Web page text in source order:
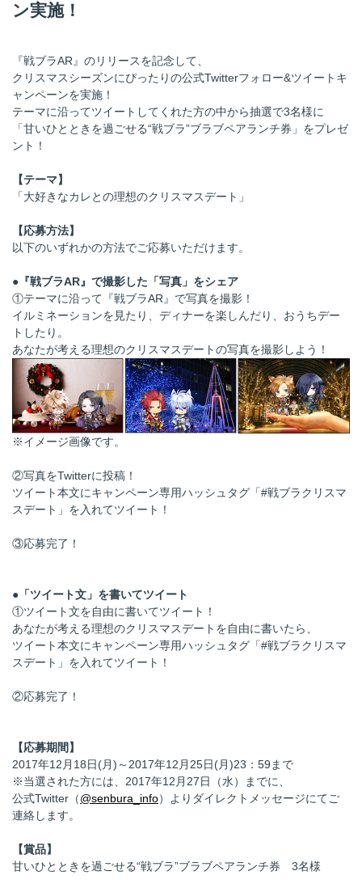
ン実施！
『戦ブラAR』のリリースを記念して、
クリスマスシーズンにぴったりの公式Twitterフォロー&ツイートキ
ャンペーンを実施！
テーマに沿ってツイートしてくれた方の中から抽選で3名様に
「甘いひとときを過ごせる“戦ブラ”ブラブペアランチ券」をプレゼ
ント！
【テーマ】
「大好きなカレとの理想のクリスマスデート」
【応募方法】
以下のいずれかの方法でご応募いただけます。
●『戦ブラAR』で撮影した「写真」をシェア
①テーマに沿って『戦ブラAR』で写真を撮影！
イルミネーションを見たり、ディナーを楽しんだり、おうちデー
トしたり。
あなたが考える理想のクリスマスデートの写真を撮影しよう！
※イメージ画像です。
②写真をTwitterに投稿！
ツイート本文にキャンペーン専用ハッシュタグ「#戦ブラクリスマ
スデート」を入れてツイート！
③応募完了！
●「ツイート文」を書いてツイート
①ツイート文を自由に書いてツイート！
あなたが考える理想のクリスマスデートを自由に書いたら、
ツイート本文にキャンペーン専用ハッシュタグ「#戦ブラクリスマ
スデート」を入れてツイート！
②応募完了！
【応募期間】
2017年12月18日(月)～2017年12月25日(月)23：59まで
※当選された方には、2017年12月27日（水）までに、
公式Twitter（@senbura_info）よりダイレクトメッセージにてご
連絡します。
【賞品】
甘いひとときを過ごせる“戦ブラ”ブラブペアランチ券 3名様